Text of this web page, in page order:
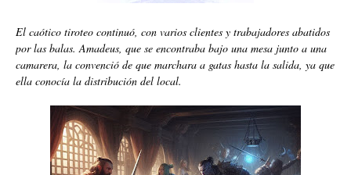
El caótico tiroteo continuó, con varios clientes y trabajadores abatidos
por las balas. Amadeus, que se encontraba bajo una mesa junto a una
camarera, la convenció de que marchara a gatas hasta la salida, ya que
ella conocía la distribución del local.